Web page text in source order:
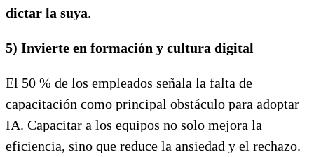
dictar la suya.
5) Invierte en formación y cultura digital
El 50 % de los empleados señala la falta de
capacitación como principal obstáculo para adoptar
IA. Capacitar a los equipos no solo mejora la
eficiencia, sino que reduce la ansiedad y el rechazo.